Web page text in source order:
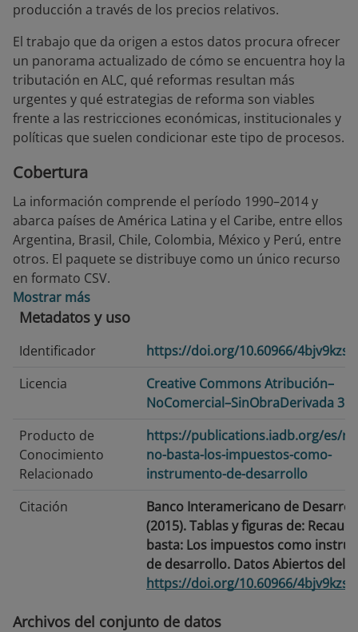
producción a través de los precios relativos.
El trabajo que da origen a estos datos procura ofrecer
un panorama actualizado de cómo se encuentra hoy la
tributación en ALC, qué reformas resultan más
urgentes y qué estrategias de reforma son viables
frente a las restricciones económicas, institucionales y
políticas que suelen condicionar este tipo de procesos.
Cobertura
La información comprende el período 1990–2014 y
abarca países de América Latina y el Caribe, entre ellos
Argentina, Brasil, Chile, Colombia, México y Perú, entre
otros. El paquete se distribuye como un único recurso
en formato CSV.
Mostrar más
Metadatos y uso
Identificador
https://doi.org/10.60966/4bjv9kzs
Licencia
Creative Commons Atribución–
NoComercial–SinObraDerivada 3.0
Producto de
Conocimiento
Relacionado
https://publications.iadb.org/es/
no-basta-los-impuestos-como-
instrumento-de-desarrollo
Citación
Banco Interamericano de
(2015). Tablas y figuras de:
basta: Los impuestos como
de desarrollo. Datos Abiertos del
https://doi.org/10.60966/4bjv9kzs
Fecha de
2015-06-30
Archivos del conjunto de datos